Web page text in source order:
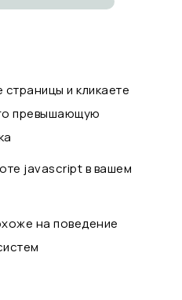
и кликаете
превышающую
javascript в вашем
на поведение